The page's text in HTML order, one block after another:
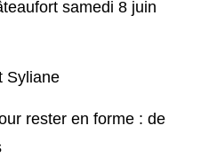
samedi 8 juin
Syliane
rester en forme : de